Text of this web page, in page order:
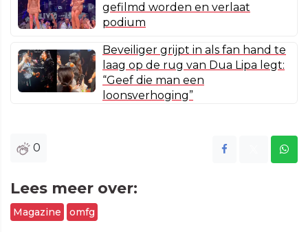
gefilmd worden en verlaat
podium
Beveiliger grijpt in als fan hand te
laag op de rug van Dua Lipa legt:
“Geef die man een
loonsverhoging”
0
Lees meer over:
Magazine omfg